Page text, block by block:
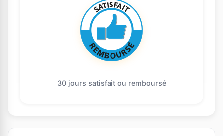
30 jours satisfait ou remboursé